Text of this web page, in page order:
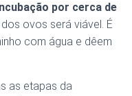
por cerca de
ovos será viável. É
com água e dêem
as etapas da